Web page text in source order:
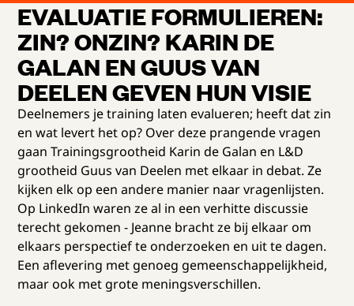
EVALUATIE FORMULIEREN:
ZIN? ONZIN? KARIN DE
GALAN EN GUUS VAN
DEELEN GEVEN HUN VISIE
Deelnemers je training laten evalueren; heeft dat zin
en wat levert het op? Over deze prangende vragen
gaan Trainingsgrootheid Karin de Galan en L&D
grootheid Guus van Deelen met elkaar in debat. Ze
kijken elk op een andere manier naar vragenlijsten.
Op LinkedIn waren ze al in een verhitte discussie
terecht gekomen - Jeanne bracht ze bij elkaar om
elkaars perspectief te onderzoeken en uit te dagen.
Een aflevering met genoeg gemeenschappelijkheid,
maar ook met grote meningsverschillen.